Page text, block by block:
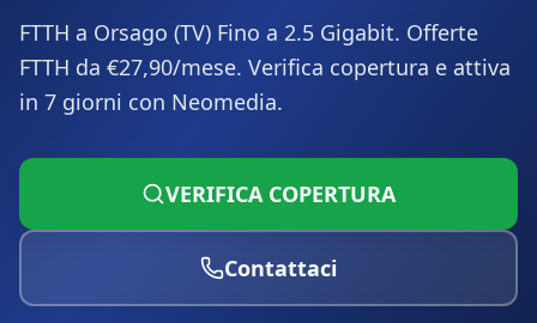
FTTH a Orsago (TV) Fino a 2.5 Gigabit. Offerte
FTTH da €27,90/mese. Verifica copertura e attiva
in 7 giorni con Neomedia.
VERIFICA COPERTURA
Contattaci